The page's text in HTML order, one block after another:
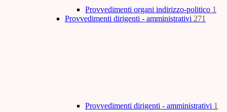
Provvedimenti organi indirizzo-politico 1
Provvedimenti dirigenti - amministrativi 271
Provvedimenti dirigenti - amministrativi 1